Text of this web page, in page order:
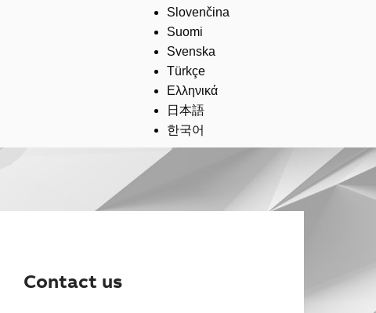
Slovenčina
Suomi
Svenska
Türkçe
Ελληνικά
日本語
한국어
Contact us